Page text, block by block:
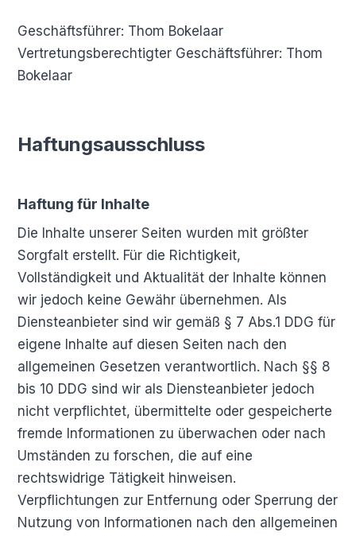
Geschäftsführer: Thom Bokelaar
Vertretungsberechtigter Geschäftsführer: Thom
Bokelaar
Haftungsausschluss
Haftung für Inhalte
Die Inhalte unserer Seiten wurden mit größter
Sorgfalt erstellt. Für die Richtigkeit,
Vollständigkeit und Aktualität der Inhalte können
wir jedoch keine Gewähr übernehmen. Als
Diensteanbieter sind wir gemäß § 7 Abs.1 DDG für
eigene Inhalte auf diesen Seiten nach den
allgemeinen Gesetzen verantwortlich. Nach §§ 8
bis 10 DDG sind wir als Diensteanbieter jedoch
nicht verpflichtet, übermittelte oder gespeicherte
fremde Informationen zu überwachen oder nach
Umständen zu forschen, die auf eine
rechtswidrige Tätigkeit hinweisen.
Verpflichtungen zur Entfernung oder Sperrung der
Nutzung von Informationen nach den allgemeinen